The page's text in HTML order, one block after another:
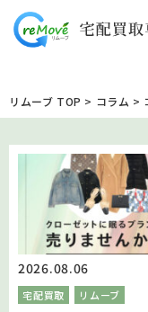
リムーブ TOP > コラム >
2026.08.06
宅配買取 リムーブ